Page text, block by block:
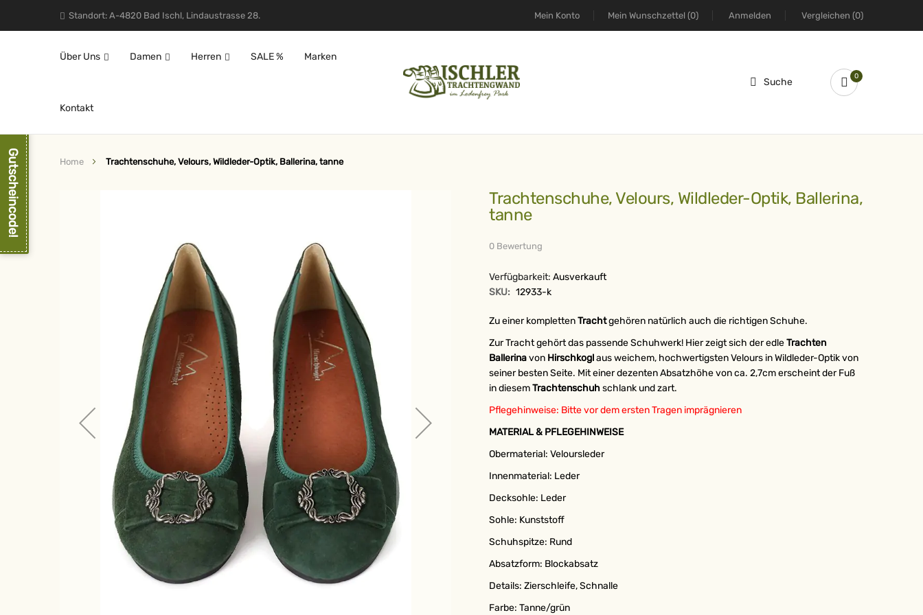
Standort: A-4820 Bad Ischl, Lindaustrasse 28. Mein Konto Mein Wunschzettel (0) Anmelden Vergleichen (0)
Über Uns Damen Herren SALE % Marken
Kontakt
Suche 0
Home Trachtenschuhe, Velours, Wildleder-Optik, Ballerina, tanne
Trachtenschuhe, Velours, Wildleder-Optik, Ballerina,
tanne
0 Bewertung
Verfügbarkeit: Ausverkauft
SKU: 12933-k
Zu einer komplettenTrachtgehören natürlich auch die richtigen Schuhe.
Zur Tracht gehört das passende Schuhwerk! Hier zeigt sich der edleTrachten
Ballerinavon Hirschkoglaus weichem, hochwertigsten Velours in Wildleder-Optik von
seiner besten Seite. Mit einer dezenten Absatzhöhe von ca. 2,7cm erscheint der Fuß
in diesemTrachtenschuhschlank und zart.
Pflegehinweise: Bitte vor dem ersten Tragen imprägnieren
MATERIAL & PFLEGEHINWEISE
Obermaterial: Veloursleder
Innenmaterial: Leder
Decksohle: Leder
Sohle: Kunststoff
Schuhspitze: Rund
Absatzform: Blockabsatz
Details: Zierschleife, Schnalle
Farbe: Tanne/grün
Gutscheincode!